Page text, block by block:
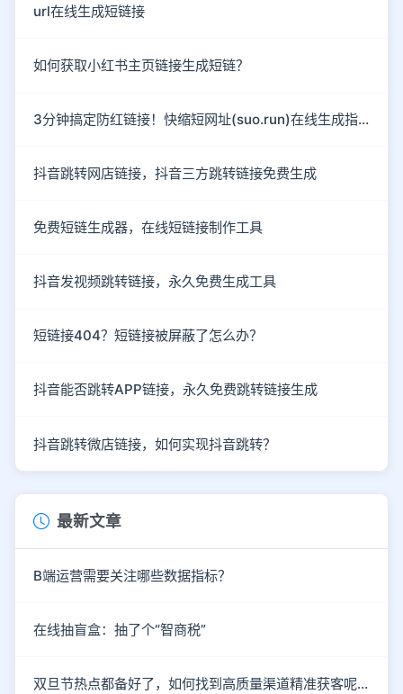
url在线生成短链接
如何获取小红书主页链接生成短链？
3分钟搞定防红链接！快缩短网址(suo.run)在线生成指南
抖音跳转网店链接，抖音三方跳转链接免费生成
免费短链生成器，在线短链接制作工具
抖音发视频跳转链接，永久免费生成工具
短链接404？短链接被屏蔽了怎么办？
抖音能否跳转APP链接，永久免费跳转链接生成
抖音跳转微店链接，如何实现抖音跳转？
最新文章
B端运营需要关注哪些数据指标？
在线抽盲盒：抽了个“智商税”
双旦节热点都备好了，如何找到高质量渠道精准获客呢？